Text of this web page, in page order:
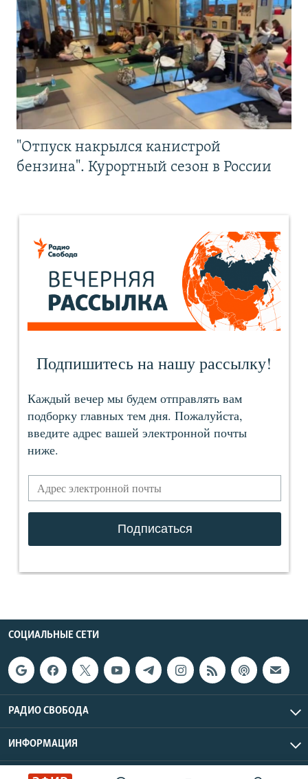
"Отпуск накрылся канистрой
бензина". Курортный сезон в России
СОЦИАЛЬНЫЕ СЕТИ
РАДИО СВОБОДА
ИНФОРМАЦИЯ